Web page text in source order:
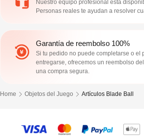
Nuestro equipo profesional está
Personas reales te ayudan a resolver
Garantía de reembolso 100%
Si tu pedido no puede completarse o el
entregarse, ofrecemos un reembolso
una compra segura.
Home Objetos del Juego Artículos Blade Ball